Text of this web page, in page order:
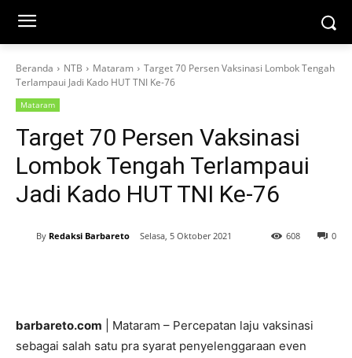
Beranda NTB Mataram
Target 70 Persen Vaksinasi Lombok Tengah
Terlampaui Jadi Kado HUT TNI Ke-76
Mataram
Target 70 Persen Vaksinasi
Lombok Tengah Terlampaui
Jadi Kado HUT TNI Ke-76
By Redaksi Barbareto Selasa, 5 Oktober 2021 0
608
barbareto.com | Mataram – Percepatan laju vaksinasi
sebagai salah satu pra syarat penyelenggaraan even